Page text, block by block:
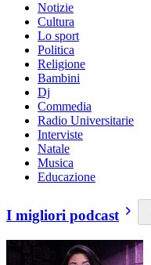
Notizie
Cultura
Lo sport
Politica
Religione
Bambini
Dj
Commedia
Radio Universitarie
Interviste
Natale
Musica
Educazione
I migliori podcast